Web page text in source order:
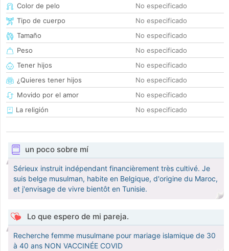
Color de pelo
No especificado
Tipo de cuerpo
No especificado
Tamaño
No especificado
Peso
No especificado
Tener hijos
No especificado
¿Quieres tener hijos
No especificado
Movido por el amor
No especificado
La religión
No especificado
un poco sobre mí
Sérieux instruit indépendant financièrement très cultivé. Je
suis belge musulman, habite en Belgique, d'origine du Maroc,
et j'envisage de vivre bientôt en Tunisie.
Lo que espero de mi pareja.
Recherche femme musulmane pour mariage islamique de 30
à 40 ans NON VACCINÉE COVID